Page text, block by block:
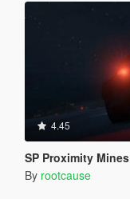
4.45
SP Proximity Mines
By rootcause